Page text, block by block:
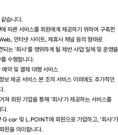
습니다.
른 서비스를 회원에게 제공하기 위하여 구축한
인터넷 사이트, 제휴사 채널 등의 형태로
는 '회사'를 영위하게 될 제반 사업 일체 및 운영을
수행합니다.
약 및 결제 대행 서비스
제공 서비스 본 조의 서비스 이외에도 추가적인
.
회원 가입을 통해 '회사'가 제공하는 서비스를
.
car 및 L.POINT에 회원으로 가입하고, '회사'가
원을 의미합니다.